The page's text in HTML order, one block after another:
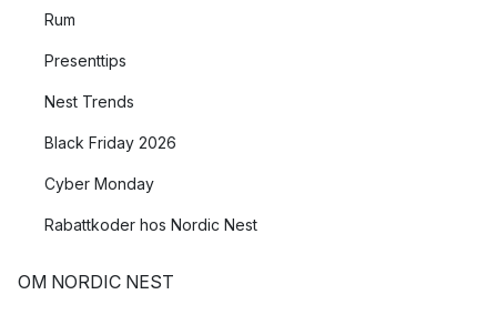
Rum
Presenttips
Nest Trends
Black Friday 2026
Cyber Monday
Rabattkoder hos Nordic Nest
OM NORDIC NEST